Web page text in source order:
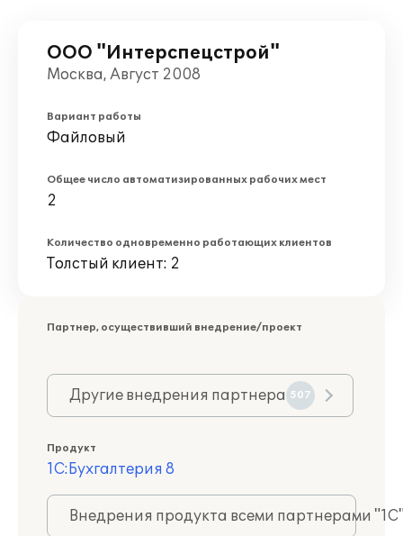
ООО "Интерспецстрой"
Москва, Август 2008
Вариант работы
Файловый
Общее число автоматизированных рабочих мест
2
Количество одновременно работающих клиентов
Толстый клиент: 2
Партнер, осуществивший внедрение/проект
Другие внедрения партнера 507
Продукт
1С:Бухгалтерия 8
Внедрения продукта всеми партнерами